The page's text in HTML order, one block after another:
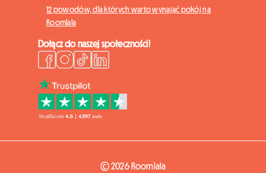
12 powodów, dla których warto wynająć pokój na
Roomlala
Dołącz do naszej społeczności!
© 2026 Roomlala